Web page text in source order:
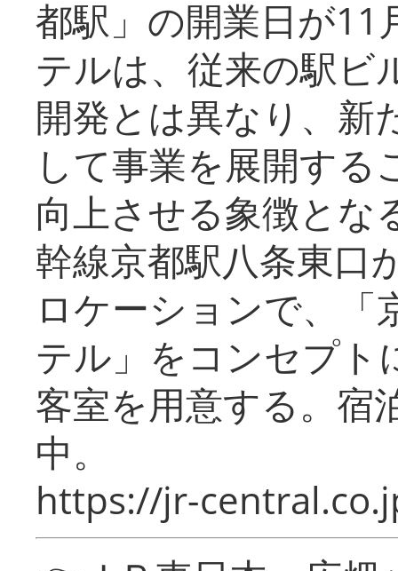
都駅」の開業日が11
テルは、従来の駅ビ
開発とは異なり、新
して事業を展開する
向上させる象徴とな
幹線京都駅八条東口
ロケーションで、「
テル」をコンセプト
客室を用意する。宿
中。
https://jr-